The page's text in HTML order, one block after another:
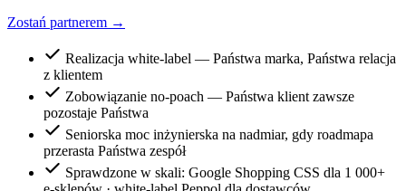
Zostań partnerem →
Realizacja white-label — Państwa marka, Państwa relacja
z klientem
Zobowiązanie no-poach — Państwa klient zawsze
pozostaje Państwa
Seniorska moc inżynierska na nadmiar, gdy roadmapa
przerasta Państwa zespół
Sprawdzone w skali: Google Shopping CSS dla 1 000+